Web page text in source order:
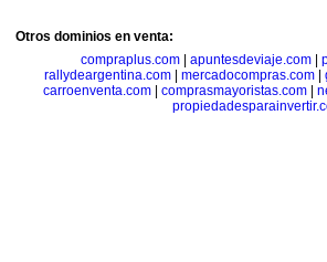
Otros dominios en venta:
compraplus.com| apuntesdeviaje.com|
rallydeargentina.com
mercadocompras.com
carroenventa.com| comprasmayoristas.com|